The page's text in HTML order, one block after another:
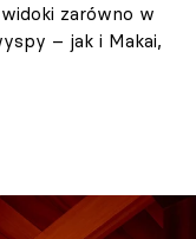
zarówno w
– jak i Makai,